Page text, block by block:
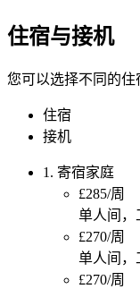
住宿与接机
您可以选择不同的
住宿
接机
1. 寄宿家庭
£285/周
单人间，
£270/周
单人间，
£270/周